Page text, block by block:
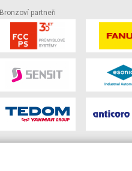
Bronzoví partneři